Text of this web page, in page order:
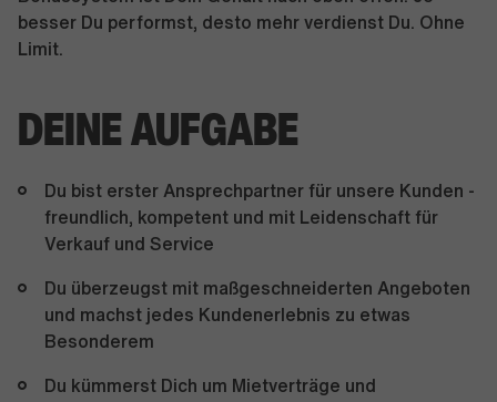
besser Du performst, desto mehr verdienst Du. Ohne
Limit.
DEINE AUFGABE
Du bist erster Ansprechpartner für unsere Kunden -
freundlich, kompetent und mit Leidenschaft für
Verkauf und Service
Du überzeugst mit maßgeschneiderten Angeboten
und machst jedes Kundenerlebnis zu etwas
Besonderem
Du kümmerst Dich um Mietverträge und